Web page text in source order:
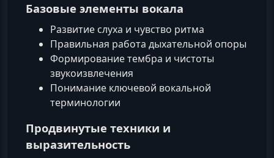
Базовые элементы вокала
Развитие слуха и чувство ритма
Правильная работа дыхательной опоры
Формирование тембра и чистоты
звукоизвлечения
Понимание ключевой вокальной
терминологии
Продвинутые техники и
выразительность